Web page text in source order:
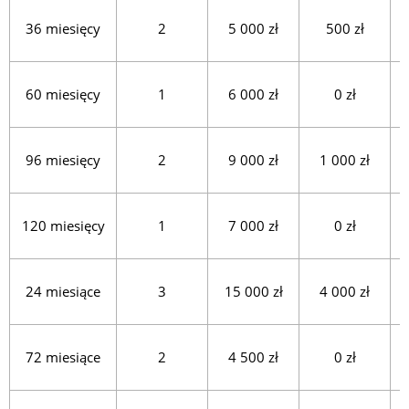
36 miesięcy 2 5 000 zł 500 zł
60 miesięcy 1 6 000 zł 0 zł
96 miesięcy 2 9 000 zł 1 000 zł
120 miesięcy 1 7 000 zł 0 zł
24 miesiące 3 15 000 zł 4 000 zł
72 miesiące 2 4 500 zł 0 zł